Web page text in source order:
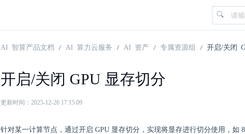
AI 智算产品文档 AI 算力云服务 AI 资产 专属资源组 开启/关闭
开启/关闭 GPU 显存切分
更新时间：2025-12-26 17:15:09
针对某一计算节点，通过开启 GPU 显存切分，实现将显存进行切分使用，如